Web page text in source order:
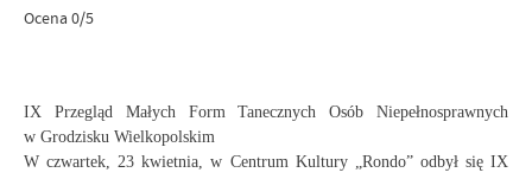
Ocena 0/5
IX Przegląd Małych Form Tanecznych Osób Niepełnosprawnych
w Grodzisku Wielkopolskim
W czwartek, 23 kwietnia, w Centrum Kultury „Rondo” odbył się IX